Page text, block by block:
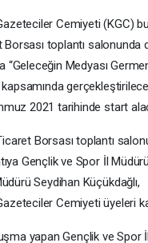
Cemiyeti (KGC)
toplantı salonunda
“Geleceğin Medyası
2021 tarihinde start
Borsası toplantı
Gençlik ve Spor İl
Seydihan Küçükdağlı,
Cemiyeti üyeleri
yapan Gençlik ve Spor